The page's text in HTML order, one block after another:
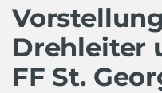
Drehleiter
FF St.